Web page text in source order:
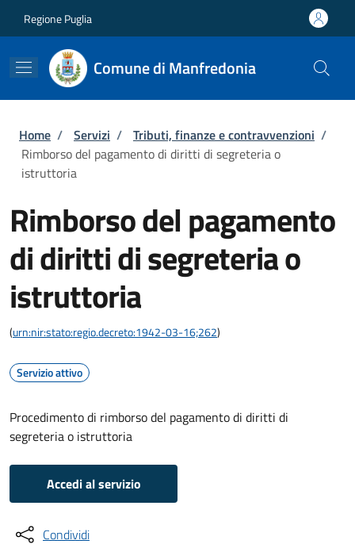
Regione Puglia
Comune di Manfredonia
Briciole di pane
Home / Servizi / Tributi, finanze e contravvenzioni /
Rimborso del pagamento di diritti di segreteria o
istruttoria
Rimborso del pagamento
di diritti di segreteria o
istruttoria
(urn:nir:stato:regio.decreto:1942-03-16;262)
Servizio attivo
Procedimento di rimborso del pagamento di diritti di
segreteria o istruttoria
Accedi al servizio
Condividi